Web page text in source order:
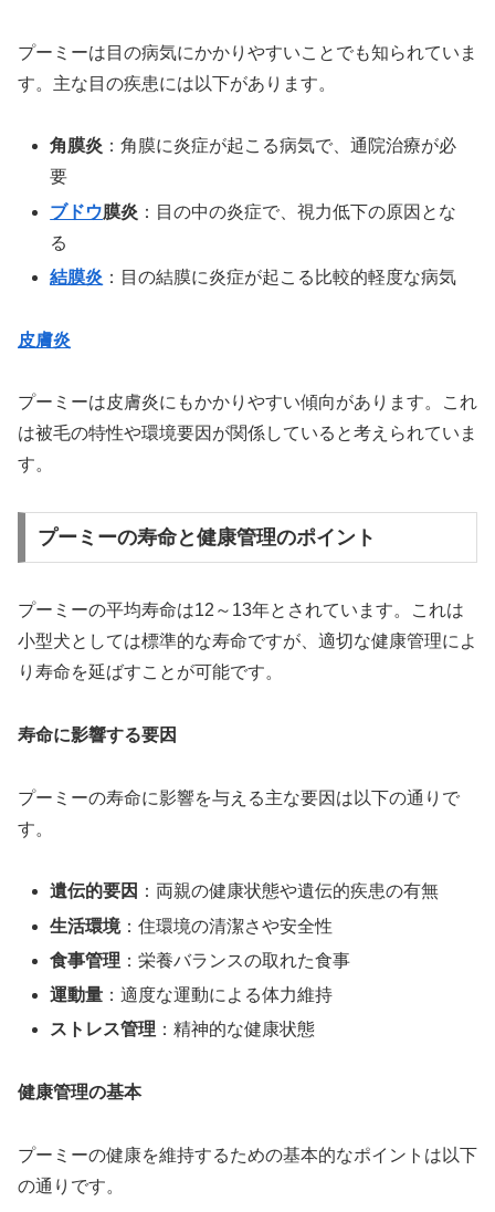
プーミーは目の病気にかかりやすいことでも知られていま
す。主な目の疾患には以下があります。
角膜炎 ：角膜に炎症が起こる病気で、通院治療が必
要
ブドウ膜炎 ：目の中の炎症で、視力低下の原因とな
る
結膜炎 ：目の結膜に炎症が起こる比較的軽度な病気
皮膚炎
プーミーは皮膚炎にもかかりやすい傾向があります。これ
は被毛の特性や環境要因が関係していると考えられていま
す。
プーミーの寿命と健康管理のポイント
プーミーの平均寿命は12～13年とされています。これは
小型犬としては標準的な寿命ですが、適切な健康管理によ
り寿命を延ばすことが可能です。
寿命に影響する要因
プーミーの寿命に影響を与える主な要因は以下の通りで
す。
遺伝的要因 ：両親の健康状態や遺伝的疾患の有無
生活環境：住環境の清潔さや安全性
食事管理 ：栄養バランスの取れた食事
運動量 ：適度な運動による体力維持
ストレス管理 ：精神的な健康状態
健康管理の基本
プーミーの健康を維持するための基本的なポイントは以下
の通りです。